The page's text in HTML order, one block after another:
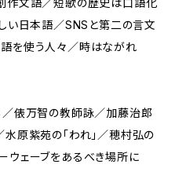
作文語／短歌の歴史は口語化
い日本語／SNSと第二の言文
を使う人々／時はながれ
／俵万智の教師詠／加藤治郎
原紫苑の「われ」／穂村弘の
ウェーブをあるべき場所に